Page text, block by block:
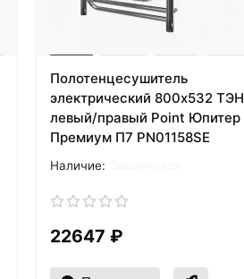
Полотенцесушитель
электрический 800х532 ТЭН
левый/правый Point Юпитер
Премиум П7 PN01158SE
22647 ₽